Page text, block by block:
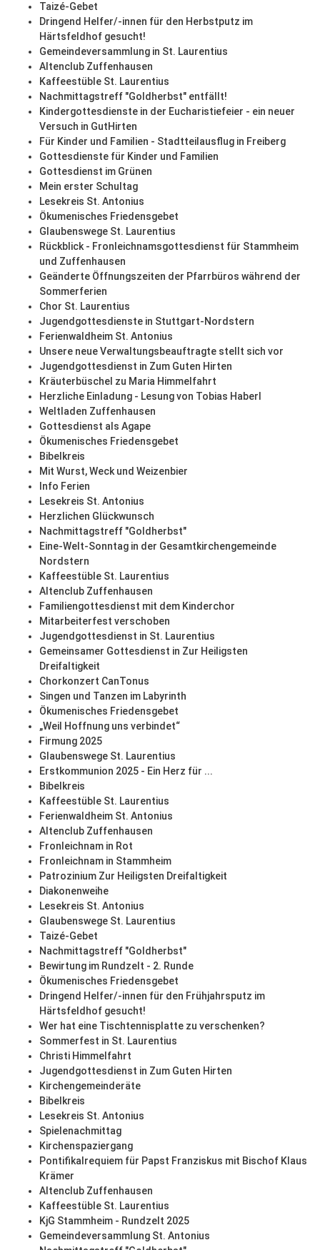
Taizé-Gebet
Dringend Helfer/-innen für den Herbstputz im
Härtsfeldhof gesucht!
Gemeindeversammlung in St. Laurentius
Altenclub Zuffenhausen
Kaffeestüble St. Laurentius
Nachmittagstreff "Goldherbst" entfällt!
Kindergottesdienste in der Eucharistiefeier - ein neuer
Versuch in GutHirten
Für Kinder und Familien - Stadtteilausflug in Freiberg
Gottesdienste für Kinder und Familien
Gottesdienst im Grünen
Mein erster Schultag
Lesekreis St. Antonius
Ökumenisches Friedensgebet
Glaubenswege St. Laurentius
Rückblick - Fronleichnamsgottesdienst für Stammheim
und Zuffenhausen
Geänderte Öffnungszeiten der Pfarrbüros während der
Sommerferien
Chor St. Laurentius
Jugendgottesdienste in Stuttgart-Nordstern
Ferienwaldheim St. Antonius
Unsere neue Verwaltungsbeauftragte stellt sich vor
Jugendgottesdienst in Zum Guten Hirten
Kräuterbüschel zu Maria Himmelfahrt
Herzliche Einladung - Lesung von Tobias Haberl
Weltladen Zuffenhausen
Gottesdienst als Agape
Ökumenisches Friedensgebet
Bibelkreis
Mit Wurst, Weck und Weizenbier
Info Ferien
Lesekreis St. Antonius
Herzlichen Glückwunsch
Nachmittagstreff "Goldherbst"
Eine-Welt-Sonntag in der Gesamtkirchengemeinde
Nordstern
Kaffeestüble St. Laurentius
Altenclub Zuffenhausen
Familiengottesdienst mit dem Kinderchor
Mitarbeiterfest verschoben
Jugendgottesdienst in St. Laurentius
Gemeinsamer Gottesdienst in Zur Heiligsten
Dreifaltigkeit
Chorkonzert CanTonus
Singen und Tanzen im Labyrinth
Ökumenisches Friedensgebet
„Weil Hoffnung uns verbindet“
Firmung 2025
Glaubenswege St. Laurentius
Erstkommunion 2025 - Ein Herz für ...
Bibelkreis
Kaffeestüble St. Laurentius
Ferienwaldheim St. Antonius
Altenclub Zuffenhausen
Fronleichnam in Rot
Fronleichnam in Stammheim
Patrozinium Zur Heiligsten Dreifaltigkeit
Diakonenweihe
Lesekreis St. Antonius
Glaubenswege St. Laurentius
Taizé-Gebet
Nachmittagstreff "Goldherbst"
Bewirtung im Rundzelt - 2. Runde
Ökumenisches Friedensgebet
Dringend Helfer/-innen für den Frühjahrsputz im
Härtsfeldhof gesucht!
Wer hat eine Tischtennisplatte zu verschenken?
Sommerfest in St. Laurentius
Christi Himmelfahrt
Jugendgottesdienst in Zum Guten Hirten
Kirchengemeinderäte
Bibelkreis
Lesekreis St. Antonius
Spielenachmittag
Kirchenspaziergang
Pontifikalrequiem für Papst Franziskus mit Bischof Klaus
Krämer
Altenclub Zuffenhausen
Kaffeestüble St. Laurentius
KjG Stammheim - Rundzelt 2025
Gemeindeversammlung St. Antonius